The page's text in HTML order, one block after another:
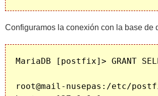
Configuramos la conexión con la base de
MariaDB [postfix]> GRANT
root@mail-nusepas:/etc/